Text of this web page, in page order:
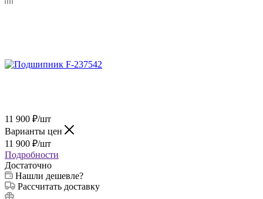
11 900 ₽/шт
Варианты цен
11 900 ₽/шт
Подробности
Достаточно
Нашли дешевле?
Рассчитать доставку